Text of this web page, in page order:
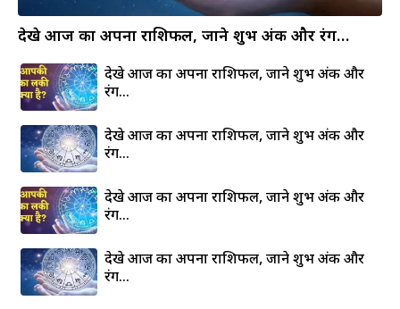
देखे आज का अपना राशिफल, जाने शुभ अंक और रंग…
देखे आज का अपना राशिफल, जाने शुभ अंक और
रंग…
देखे आज का अपना राशिफल, जाने शुभ अंक और
रंग…
देखे आज का अपना राशिफल, जाने शुभ अंक और
रंग…
देखे आज का अपना राशिफल, जाने शुभ अंक और
रंग…